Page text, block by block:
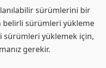
sürümlerini bir
belirli sürümleri yükleme
sürümleri yüklemek için,
gerekir.